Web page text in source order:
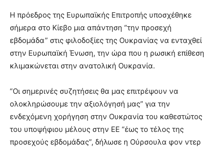
Η πρόεδρος της Ευρωπαϊκής Επιτροπής υποσχέθηκε
σήμερα στο Κίεβο μια απάντηση “την προσεχή
εβδομάδα” στις φιλοδοξίες της Ουκρανίας να ενταχθεί
στην Ευρωπαϊκή Ένωση, την ώρα που η ρωσική επίθεση
κλιμακώνεται στην ανατολική Ουκρανία.
“Οι σημερινές συζητήσεις θα μας επιτρέψουν να
ολοκληρώσουμε την αξιολόγησή μας” για την
ενδεχόμενη χορήγηση στην Ουκρανία του καθεστώτος
του υποψήφιου μέλους στην ΕΕ “έως το τέλος της
προσεχούς εβδομάδας”, δήλωσε η Ούρσουλα φον ντερ